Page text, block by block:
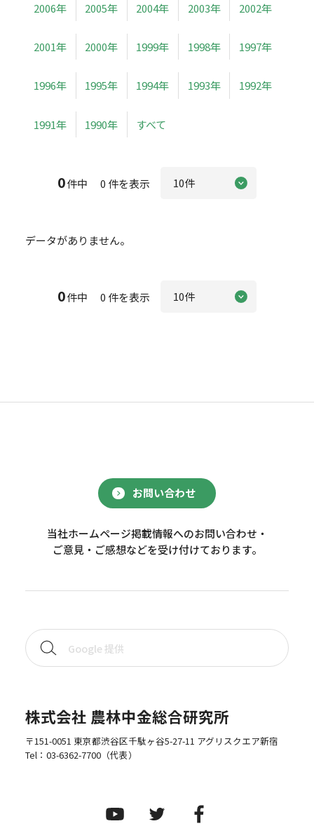
2006年 2005年 2004年 2003年 2002年
2001年 2000年 1999年 1998年 1997年
1996年 1995年 1994年 1993年 1992年
1991年 1990年 すべて
0件中 0 件を表示
データがありません。
0件中 0 件を表示
お問い合わせ
当社ホームページ掲載情報へのお問い合わせ・
ご意見・ご感想などを受け付けております。
株式会社 農林中金総合研究所
〒151-0051 東京都渋谷区千駄ヶ谷5-27-11 アグリスクエア新宿
Tel： 03-6362-7700（代表）